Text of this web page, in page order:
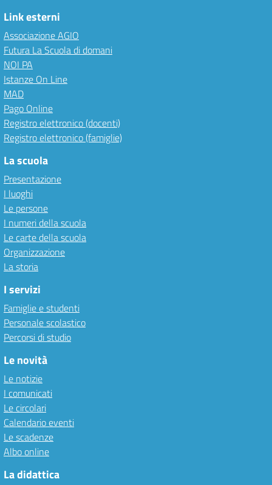
Link esterni
Associazione AGIO
Futura La Scuola di domani
NOI PA
Istanze On Line
MAD
Pago Online
Registro elettronico (docenti)
Registro elettronico (famiglie)
La scuola
Presentazione
I luoghi
Le persone
I numeri della scuola
Le carte della scuola
Organizzazione
La storia
I servizi
Famiglie e studenti
Personale scolastico
Percorsi di studio
Le novità
Le notizie
I comunicati
Le circolari
Calendario eventi
Le scadenze
Albo online
La didattica